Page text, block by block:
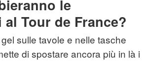
le
Tour de France?
sulle tavole e nelle tasche
di spostare ancora più in là i